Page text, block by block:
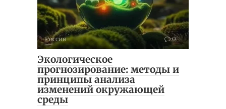
Россия 0
Экологическое
прогнозирование: методы и
принципы анализа
изменений окружающей
среды